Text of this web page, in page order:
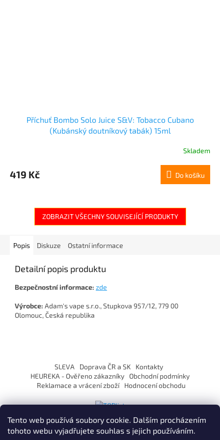
Tento web používá soubory cookie. Dalším procházením
tohoto webu vyjadřujete souhlas s jejich používáním.
Příchuť Bombo Solo Juice S&V: Tobacco Cubano
(Kubánský doutníkový tabák) 15ml
Skladem
419 Kč Do košíku
ZOBRAZIT VŠECHNY SOUVISEJÍCÍ PRODUKTY
Popis Diskuze Ostatní informace
Detailní popis produktu
Bezpečnostní informace: zde
Výrobce: Adam's vape s.r.o., Stupkova 957/12, 779 00
Olomouc, Česká republika
í
SLEVA Doprava ČR a SK
Kontakty
HEUREKA - Ověřeno zákazníky
Obchodní podmínky
Reklamace a vrácení zboží
Hodnocení obchodu